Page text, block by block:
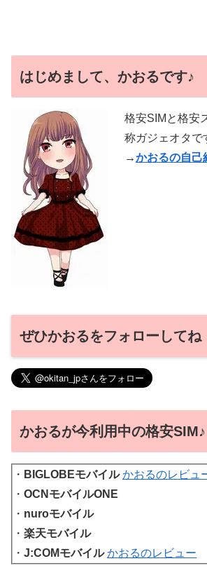
はじめまして、かおるです♪
格安SIMと格安
称ガジェオタで
→かおるの自己
ぜひかおるをフォローしてね
かおるが今利用中の格安SIM♪
・ BIGLOBEモバイル かおるのレビュ
・ OCNモバイルONE
・ nuroモバイル
・ 楽天モバイル
・ J:COMモバイル かおるのレビュー